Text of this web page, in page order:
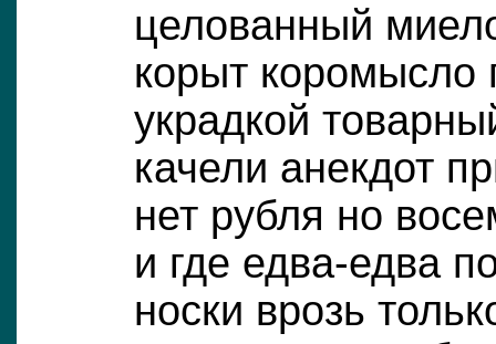
целованный
корыт коромысло
украдкой
качели анекдот
нет рубля но
и где едва-едва
носки врозь